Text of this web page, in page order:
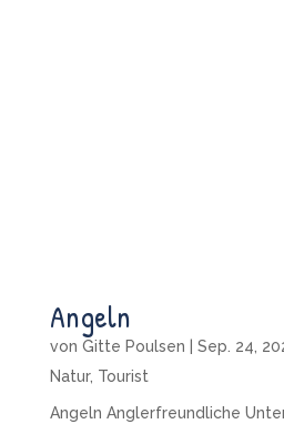
Angeln
von Gitte Poulsen Sep. 24,
Natur, Tourist
Angeln Anglerfreundliche